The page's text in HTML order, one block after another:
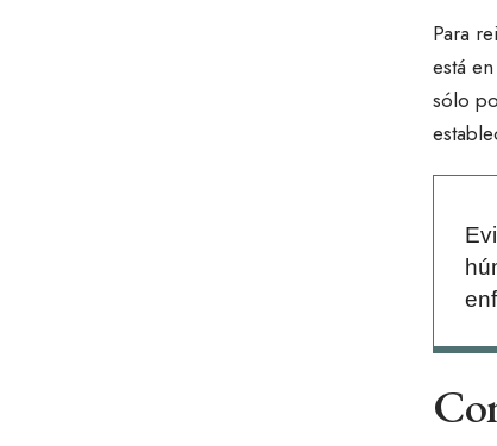
Para
está
sólo